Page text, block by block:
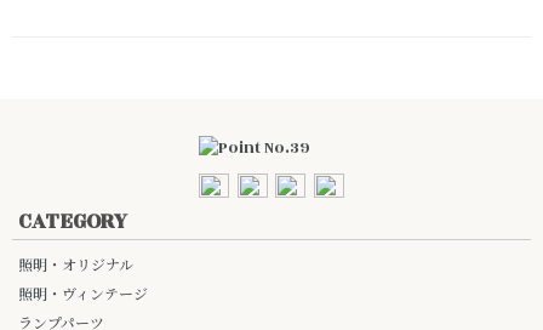
CATEGORY
照明・オリジナル
照明・ヴィンテージ
ランプパーツ